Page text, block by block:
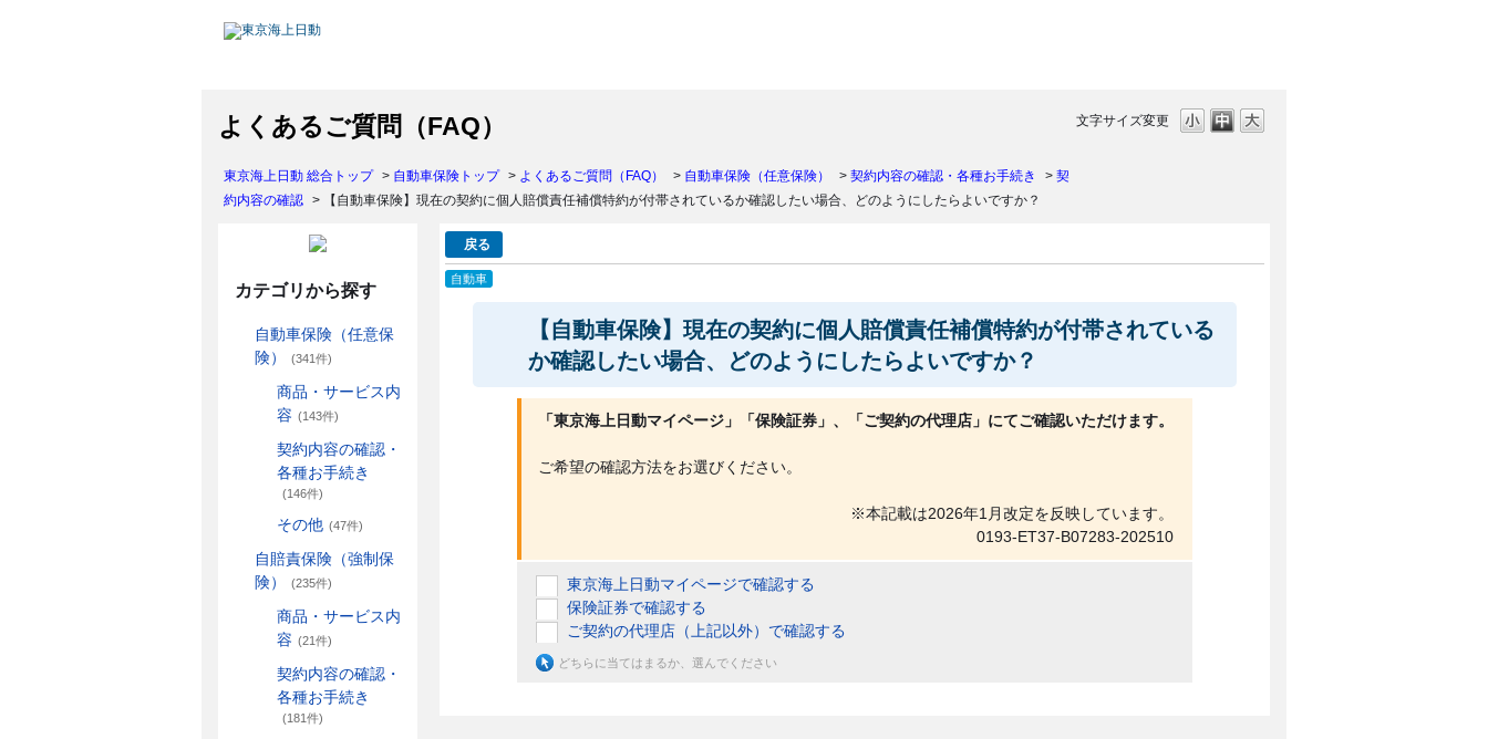
よくあるご質問（FAQ） 文字サイズ変更
東京海上日動 総合トップ > 自動車保険トップ > よくあるご質問（FAQ） > 自動車保険（任意保険） > 契約内容の確認・各種お手続き > 契
約内容の確認 > 【自動車保険】現在の契約に個人賠償責任補償特約が付帯されているか確認したい場合、どのようにしたらよいですか？
カテゴリから探す
自動車保険（任意保
険）
(341件)
商品・サービス内
容 (143件)
契約内容の確認・
各種お手続き
(146件)
その他 (47件)
自賠責保険（強制保
険）
(235件)
商品・サービス内
容 (21件)
契約内容の確認・
各種お手続き
(181件)
戻る
自動車
【自動車保険】現在の契約に個人賠償責任補償特約が付帯されている
か確認したい場合、どのようにしたらよいですか？
「東京海上日動マイページ」「保険証券」、「ご契約の代理店」にてご確認いただけます。
ご希望の確認方法をお選びください。
※本記載は2026年1月改定を反映しています。
0193-ET37-B07283-202510
東京海上日動マイページで確認する
保険証券で確認する
ご契約の代理店（上記以外）で確認する
どちらに当てはまるか、選んでください